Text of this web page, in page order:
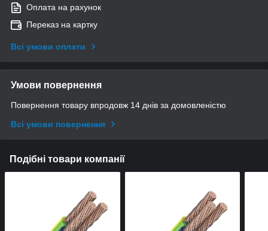
Оплата на рахунок
Переказ на картку
Всі умови оплати
Умови повернення
Повернення товару впродовж 14 днів за домовленістю
Всі умови повернення
Подібні товари компанії